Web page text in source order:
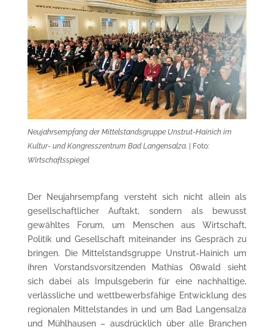
Neujahrsempfang der Mittelstandsgruppe Unstrut-Hainich im
Kultur- und Kongresszentrum Bad Langensalza. | Foto:
Wirtschaftsspiegel
Der Neujahrsempfang versteht sich nicht allein als
gesellschaftlicher Auftakt, sondern als bewusst
gewähltes Forum, um Menschen aus Wirtschaft,
Politik und Gesellschaft miteinander ins Gespräch zu
bringen. Die Mittelstandsgruppe Unstrut-Hainich um
ihren Vorstandsvorsitzenden Mathias Oßwald sieht
sich dabei als Impulsgeberin für eine nachhaltige,
verlässliche und wettbewerbsfähige Entwicklung des
regionalen Mittelstandes in und um Bad Langensalza
und Mühlhausen – ausdrücklich über alle Branchen